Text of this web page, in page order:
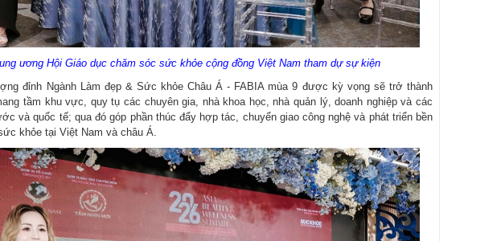
ương Hội Giáo dục chăm sóc sức khỏe cộng đồng Việt Nam tham dự sự kiện
đỉnh Ngành Làm đẹp & Sức khỏe Châu Á - FABIA mùa 9 được kỳ vọng sẽ trở thành
tầm khu vực, quy tụ các chuyên gia, nhà khoa học, nhà quản lý, doanh nghiệp và các
và quốc tế; qua đó góp phần thúc đẩy hợp tác, chuyển giao công nghệ và phát triển bền
khỏe tại Việt Nam và châu Á.